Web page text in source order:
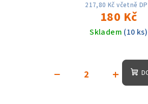
217,80 Kč včetně
180 Kč
Skladem (10 ks)
+
−